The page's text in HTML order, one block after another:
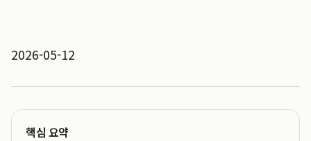
2026-05-12
핵심 요약